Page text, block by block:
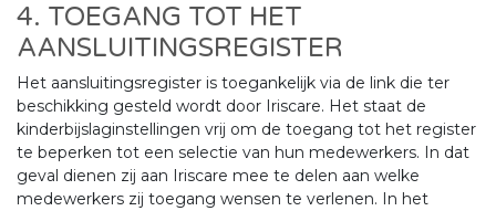
4. TOEGANG TOT HET
AANSLUITINGSREGISTER
Het aansluitingsregister is toegankelijk via de link die ter
beschikking gesteld wordt door Iriscare. Het staat de
kinderbijslaginstellingen vrij om de toegang tot het register
te beperken tot een selectie van hun medewerkers. In dat
geval dienen zij aan Iriscare mee te delen aan welke
medewerkers zij toegang wensen te verlenen. In het